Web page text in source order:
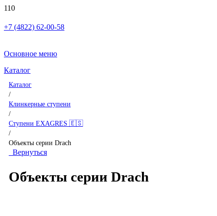
+7 (4822) 62-00-58
Основное меню
Каталог
Каталог
/
Клинкерные ступени
/
Ступени EXAGRES 🇪🇸
/
Объекты серии Drach
Вернуться
Объекты серии Drach